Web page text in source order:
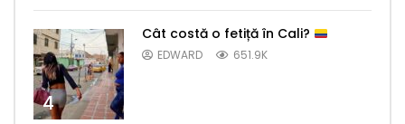
4
Cât costă o fetiță în Cali?
EDWARD 651.9K